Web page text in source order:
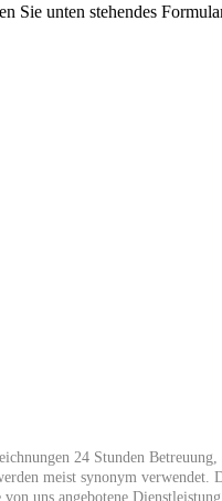
Sie unten stehendes
24 Stunden
meist synonym
uns angebotene